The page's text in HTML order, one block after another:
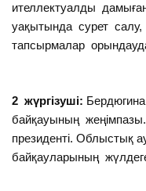
ителлектуалды
уақытында сурет
тапсырмалар
2 жүргізуші:
байқауының жеңімпазы.
президенті. Облыстық
байқауларының